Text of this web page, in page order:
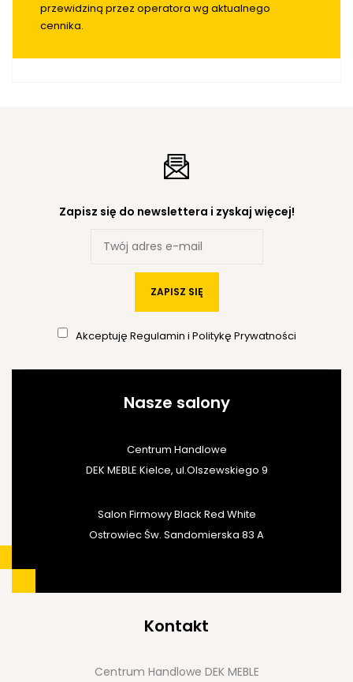
przewidziną przez operatora wg aktualnego
cennika.
Zapisz się do newslettera i zyskaj więcej!
ZAPISZ SIĘ
Akceptuję Regulamin i Politykę Prywatności
Nasze salony
Centrum Handlowe
DEK MEBLE Kielce, ul.Olszewskiego 9
Salon Firmowy Black Red White
Ostrowiec Św. Sandomierska 83 A
Kontakt
Centrum Handlowe DEK MEBLE